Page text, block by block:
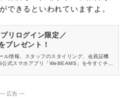
できるといわれていますよ。
リログイン限定／
プレゼント！
ル情報、スタッフのスタイリング、会員証機
式スマホアプリ「WeBEAMS」を今すぐチェ
― 広告 ―